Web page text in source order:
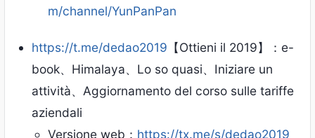
m/channel/YunPanPan
https://t.me/dedao2019 【Ottieni il 2019】：e-
book、Himalaya、Lo so quasi、Iniziare un
attività、Aggiornamento del corso sulle tariffe
aziendali
Versione web： https://tx.me/s/dedao2019